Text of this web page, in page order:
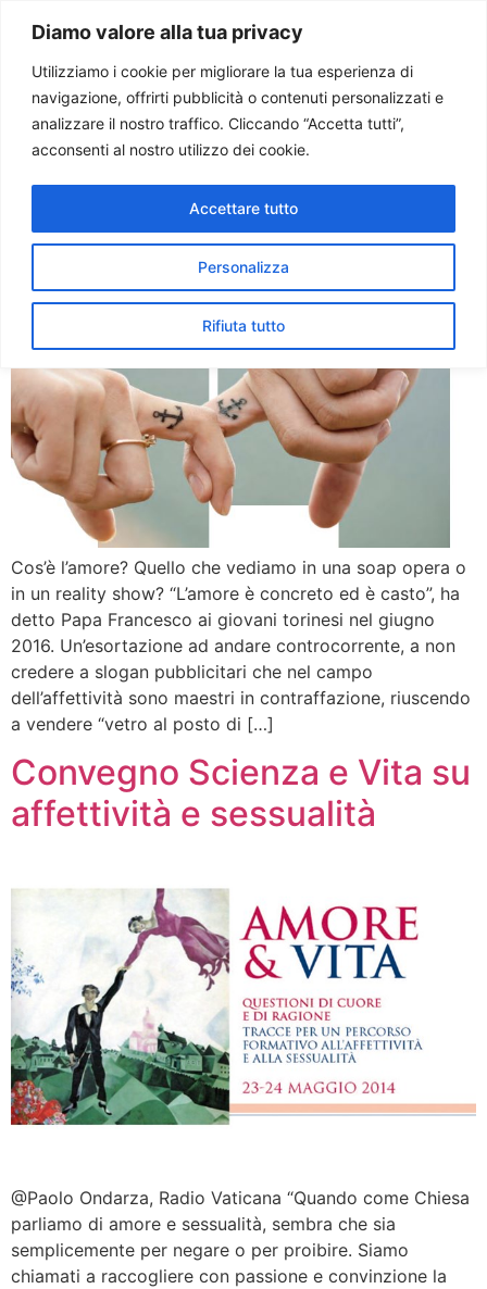
Diamo valore alla tua privacy
Utilizziamo i cookie per migliorare la tua esperienza di
navigazione, offrirti pubblicità o contenuti personalizzati e
analizzare il nostro traffico. Cliccando “Accetta tutti”,
acconsenti al nostro utilizzo dei cookie.
Personalizza
Rifiuta tutto
Accettare tutto
Paolo Ondarza
Tag:sesso
I giovani e l’amore
Cos’è l’amore? Quello che vediamo in una soap opera o
in un reality show? “L’amore è concreto ed è casto”, ha
detto Papa Francesco ai giovani torinesi nel giugno
2016. Un’esortazione ad andare controcorrente, a non
credere a slogan pubblicitari che nel campo
dell’affettività sono maestri in contraffazione, riuscendo
a vendere “vetro al posto di […]
Convegno Scienza e Vita su
affettività e sessualità
@Paolo Ondarza, Radio Vaticana “Quando come Chiesa
parliamo di amore e sessualità, sembra che sia
semplicemente per negare o per proibire. Siamo
chiamati a raccogliere con passione e convinzione la